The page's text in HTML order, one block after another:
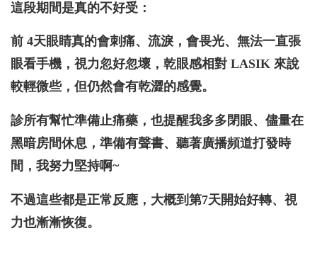
這段期間是真的不好受：
前 4天眼睛真的會刺痛、流淚，會畏光、無法一直張
眼看手機，視力忽好忽壞，乾眼感相對 LASIK 來說
較輕微些，但仍然會有乾澀的感覺。
診所有幫忙準備止痛藥，也提醒我多多閉眼、儘量在
黑暗房間休息，準備有聲書、聽著廣播頻道打發時
間，我努力堅持啊~
不過這些都是正常反應，大概到第7天開始好轉、視
力也漸漸恢復。